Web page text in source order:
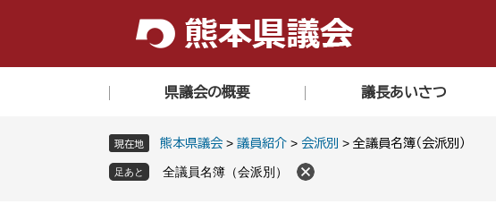
県議会の概要 議長あいさつ
現在地 熊本県議会 > 議員紹介 > 会派別 > 全議員名簿（会派別）
全議員名簿（会派別）